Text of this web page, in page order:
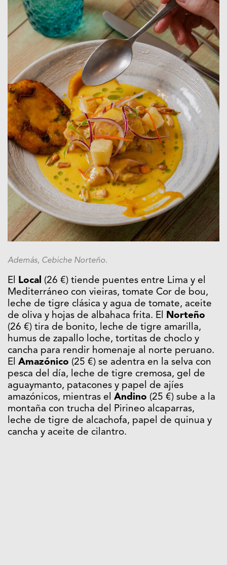
Además, Cebiche Norteño.
El Local (26 €) tiende puentes entre Lima y el
Mediterráneo con vieiras, tomate Cor de bou,
leche de tigre clásica y agua de tomate, aceite
de oliva y hojas de albahaca frita. El
Norteño
(26 €) tira de bonito, leche de tigre amarilla,
humus de zapallo loche, tortitas de choclo y
cancha para rendir homenaje al norte peruano.
El Amazónico (25 €) se adentra en la selva con
pesca del día, leche de tigre cremosa, gel de
aguaymanto, patacones y papel de ajíes
amazónicos, mientras el Andino (25 €) sube a la
montaña con trucha del Pirineo alcaparras,
leche de tigre de alcachofa, papel de quinua y
cancha y aceite de cilantro.